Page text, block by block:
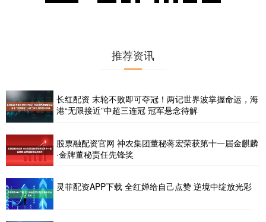
推荐资讯
长红配资 末轮不败即可夺冠！两记世界波掌握命运，海
港“无限接近”中超三连冠 冠军悬念待解
股票融配资官网 神农集团董秘蒋宏荣获第十一届金麒麟
·金牌董秘责任先锋奖
灵菲配资APP下载 全红婵给自己点赞 逆境中绽放光彩